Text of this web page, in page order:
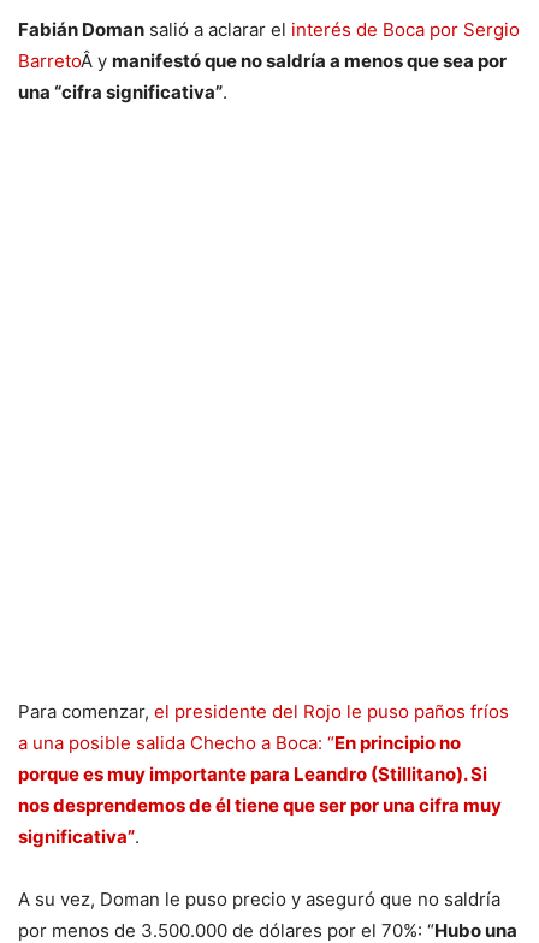
Fabián Doman salió a aclarar el interés de Boca por Sergio
BarretoÂ y manifestó que no saldría a menos que sea por
una “cifra significativa”.
Para comenzar, el presidente del Rojo le puso paños fríos
a una posible salida Checho a Boca: “En principio no
porque es muy importante para Leandro (Stillitano). Si
nos desprendemos de él tiene que ser por una cifra muy
significativa”.
A su vez, Doman le puso precio y aseguró que no saldría
por menos de 3.500.000 de dólares por el 70%: “Hubo una